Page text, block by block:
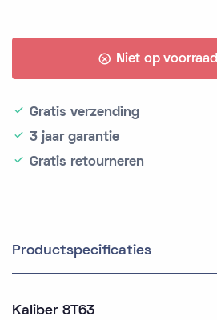
Niet op voorraad
Gratis verzending
3 jaar garantie
Gratis retourneren
Productspecificaties
Kaliber 8T63